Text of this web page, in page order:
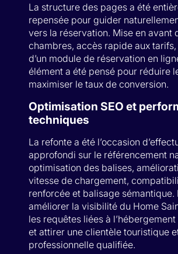
La structure des pages a été
repensée pour guider
vers la réservation. Mise en avant
chambres, accès rapide aux
d’un module de réservation en
élément a été pensé pour réduire
maximiser le taux de conversion.
Optimisation SEO et
techniques
La refonte a été l’occasion
approfondi sur le référencement
optimisation des balises,
vitesse de chargement,
renforcée et balisage sémantique.
améliorer la visibilité du Home
les requêtes liées à
et attirer une clientèle touristique
professionnelle qualifiée.